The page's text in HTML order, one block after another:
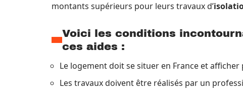
montants supérieurs pour leurs travaux d’
Voici les conditions
ces aides :
Le logement doit se situer en France et afficher
Les travaux doivent être réalisés par un